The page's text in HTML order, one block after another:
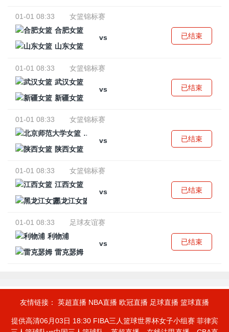
01-01 08:33
女篮锦标赛
合肥女篮
vs
山东女篮
已结束
01-01 08:33
女篮锦标赛
武汉女篮
vs
新疆女篮
已结束
01-01 08:33
女篮锦标赛
北京师范大学女篮
vs
陕西女篮
已结束
01-01 08:33
女篮锦标赛
江西女篮
vs
黑龙江女篮
已结束
01-01 08:33
足球友谊赛
利物浦
vs
雷克瑟姆
已结束
友情链接： 英超直播 NBA直播 欧冠直播 足球直播 篮球直播
提供高清06月03日 18:30 FIBA三人篮球世界杯女子小组赛 菲律宾